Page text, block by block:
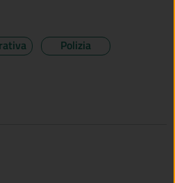
Polizia